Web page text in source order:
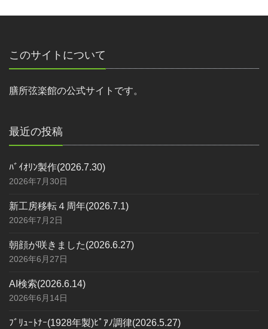
このサイトについて
膳所弦楽館の公式サイトです。
最近の投稿
ﾊﾞｲｵﾘﾝ製作(2026.7.30)
2026年7月30日
新工房移転４周年(2026.7.1)
2026年7月2日
朝顔が咲きました(2026.6.27)
2026年6月27日
AI検索(2026.6.14)
2026年6月14日
ﾌﾞﾘｭｰﾄﾅｰ(1928年製)ﾋﾟｱﾉ調律(2026.5.27)